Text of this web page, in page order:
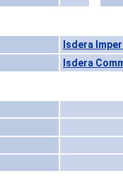
Isdera
Isdera